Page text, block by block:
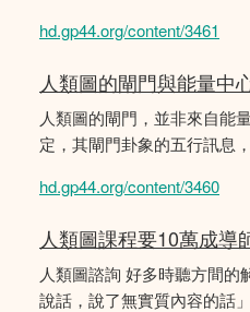
hd.gp44.org/content/3461
人類圖的閘門與能量中
人類圖的閘門，並非來自能
定，其閘門卦象的五行訊息
hd.gp44.org/content/3460
人類圖課程要10萬成導
人類圖諮詢 好多時聽方間
說話，說了無實質內容的話